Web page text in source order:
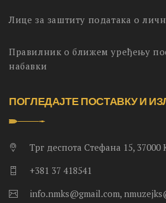
Лице за заштиту података о
Правилник о ближем уређењу
набавки
ПОГЛЕДАЈТЕ ПОСТАВКУ И
Трг деспота Стефана 15, 37000
+381 37 418541
info.nmks@gmail.com,